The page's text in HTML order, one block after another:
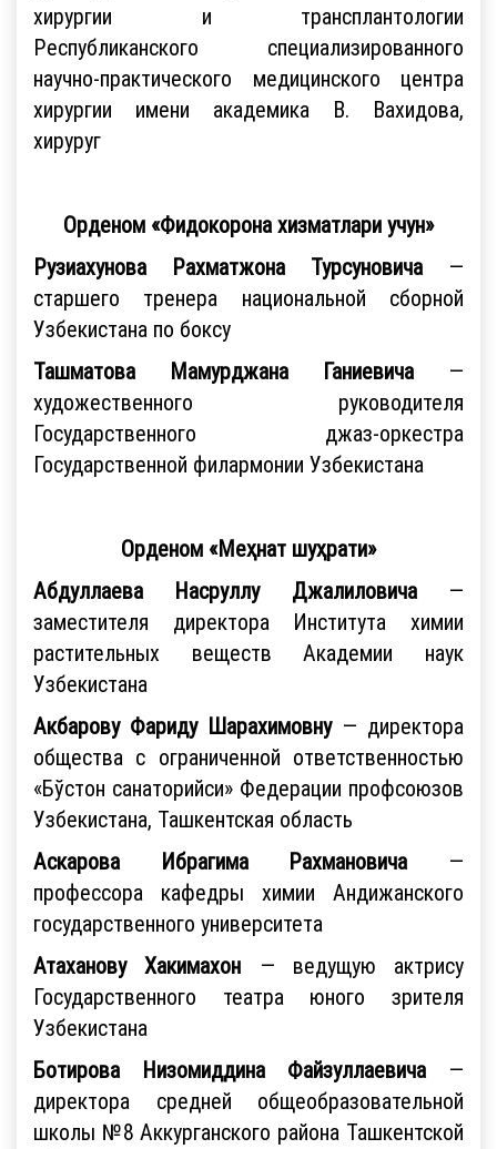
хирургии и трансплантологии
Республиканского специализированного
научно-практического медицинского центра
хирургии имени академика В. Вахидова,
хируруг
Орденом «Фидокорона хизматлари учун»
Рузиахунова Рахматжона Турсуновича—
старшего тренера национальной сборной
Узбекистана по боксу
Ташматова Мамурджана Ганиевича—
художественного руководителя
Государственного джаз-оркестра
Государственной филармонии Узбекистана
Орденом «Меҳнат шуҳрати»
Абдуллаева Насруллу
Джалиловича—
заместителя директора Института химии
растительных веществ Академии наук
Узбекистана
Акбарову Фариду Шарахимовну— директора
общества с ограниченной ответственностью
«Бўстон санаторийси» Федерации профсоюзов
Узбекистана, Ташкентская область
Аскарова Ибрагима Рахмановича—
профессора кафедры химии Андижанского
государственного университета
Атаханову Хакимахон — ведущую актрису
Государственного театра юного зрителя
Узбекистана
Ботирова Низомиддина Файзуллаевича—
директора средней общеобразовательной
школы №8 Аккурганского района Ташкентской